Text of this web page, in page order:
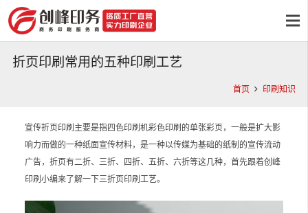
折页印刷常用的五种印刷工艺
首页 印刷知识
宣传折页印刷主要是指四色印刷机彩色印刷的单张彩页，一般是扩大影
响力而做的一种纸面宣传材料，是一种以传媒为基础的纸制的宣传流动
广告，折页有二折、三折、四折、五折、六折等这几种，首先跟着创峰
印刷小编来了解一下三折页印刷工艺。